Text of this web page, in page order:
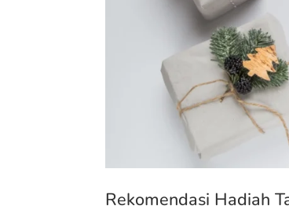
Rekomendasi Hadiah